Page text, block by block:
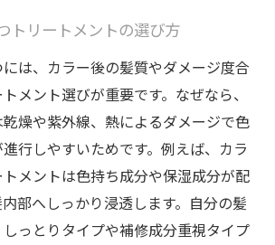
トリートメントの選び方
は、カラー後の髪質やダメージ度合
メント選びが重要です。なぜなら、
燥や紫外線、熱によるダメージで色
行しやすいためです。例えば、カラ
メントは色持ち成分や保湿成分が配
部へしっかり浸透します。自分の髪
っとりタイプや補修成分重視タイプ